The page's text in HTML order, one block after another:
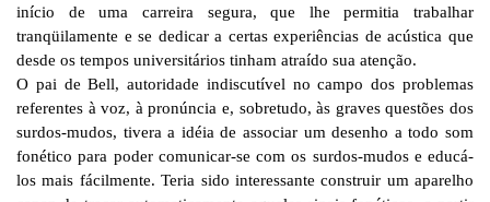
início de uma carreira segura, que lhe permitia trabalhar
tranqüilamente e se dedicar a certas experiências de acústica que
desde os tempos universitários tinham atraído sua atenção.
O pai de Bell, autoridade indiscutível no campo dos problemas
referentes à voz, à pronúncia e, sobretudo, às graves questões dos
surdos-mudos, tivera a idéia de associar um desenho a todo som
fonético para poder comunicar-se com os surdos-mudos e educá-
los mais fácilmente. Teria sido interessante construir um aparelho